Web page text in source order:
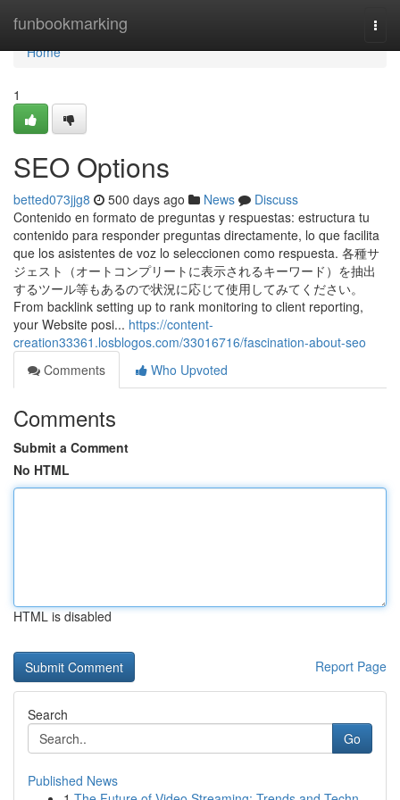
funbookmarking
Home
Home
1
SEO Options
betted073jjg8 500 days ago News
Discuss
Contenido en formato de preguntas y respuestas: estructura tu
contenido para responder preguntas directamente, lo que facilita
que los asistentes de voz lo seleccionen como respuesta. 各種サ
ジェスト（オートコンプリートに表示されるキーワード）を抽出
するツール等もあるので状況に応じて使用してみてください。
From backlink setting up to rank monitoring to client reporting,
your Website posi... https://content-
creation33361.losblogos.com/33016716/fascination-about-seo
Comments
Who Upvoted
Comments
Submit a Comment
No HTML
HTML is disabled
Report Page
Search
Go
Published News